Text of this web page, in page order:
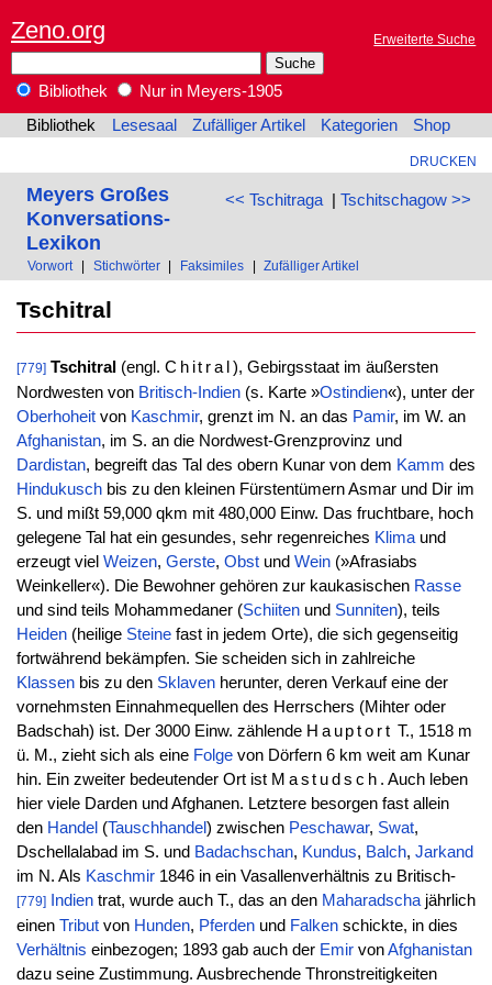
Zeno.org Erweiterte Suche
Bibliothek
Nur in Meyers-1905
Bibliothek
Lesesaal Zufälliger Artikel Kategorien Shop
DRUCKEN
<< Tschitraga| Tschitschagow >>
Meyers Großes
Konversations-
Lexikon
Vorwort Stichwörter Faksimiles Zufälliger Artikel
Tschitral
[779] Tschitral (engl. Chitral), Gebirgsstaat im äußersten
Nordwesten von Britisch-Indien(s. Karte »Ostindien«), unter der
Oberhoheitvon Kaschmir, grenzt im N. an das Pamir, im W. an
Afghanistan, im S. an die Nordwest-Grenzprovinz und
Dardistan, begreift das Tal des obern Kunar von dem Kamm des
Hindukuschbis zu den kleinen Fürstentümern Asmar und Dir im
S. und mißt 59,000 qkm mit 480,000 Einw. Das fruchtbare, hoch
gelegene Tal hat ein gesundes, sehr regenreiches Klimaund
erzeugt viel Weizen, Gerste, Obstund Wein(»Afrasiabs
Weinkeller«). Die Bewohner gehören zur kaukasischen Rasse
und sind teils Mohammedaner (Schiitenund Sunniten), teils
Heiden(heilige Steinefast in jedem Orte), die sich gegenseitig
fortwährend bekämpfen. Sie scheiden sich in zahlreiche
Klassenbis zu den Sklavenherunter, deren Verkauf eine der
vornehmsten Einnahmequellen des Herrschers (Mihter oder
Badschah) ist. Der 3000 Einw. zählende Hauptort T., 1518 m
ü. M., zieht sich als eine Folgevon Dörfern 6 km weit am Kunar
hin. Ein zweiter bedeutender Ort ist Mastudsch . Auch leben
hier viele Darden und Afghanen. Letztere besorgen fast allein
den Handel (Tauschhandel) zwischen Peschawar, Swat,
Dschellalabad im S. und Badachschan, Kundus, Balch, Jarkand
im N. Als Kaschmir1846 in ein Vasallenverhältnis zu Britisch-
[779] Indientrat, wurde auch T., das an den Maharadschajährlich
einen Tributvon Hunden, Pferdenund Falkenschickte, in dies
Verhältnis einbezogen; 1893 gab auch der EmirvonAfghanistan
dazu seine Zustimmung. Ausbrechende Thronstreitigkeiten